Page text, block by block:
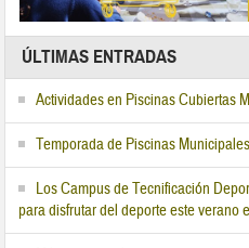
ÚLTIMAS ENTRADAS
Actividades en Piscinas Cubiertas
Temporada de Piscinas
Los Campus de Tecnificación
para disfrutar del deporte este verano